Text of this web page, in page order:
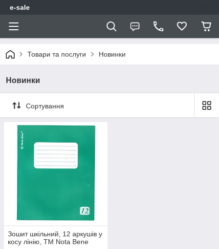
e-sale
Товари та послуги Новинки
Новинки
Сортування
Зошит шкільний, 12 аркушів у
косу лінію, ТМ Nota Bene